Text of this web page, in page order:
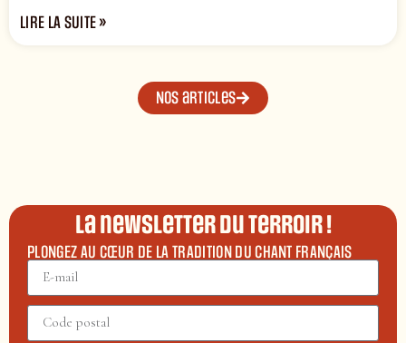
LIRE LA SUITE »
Nos articles
La newsletter du terroir !
PLONGEZ AU CŒUR DE LA TRADITION DU CHANT FRANÇAIS